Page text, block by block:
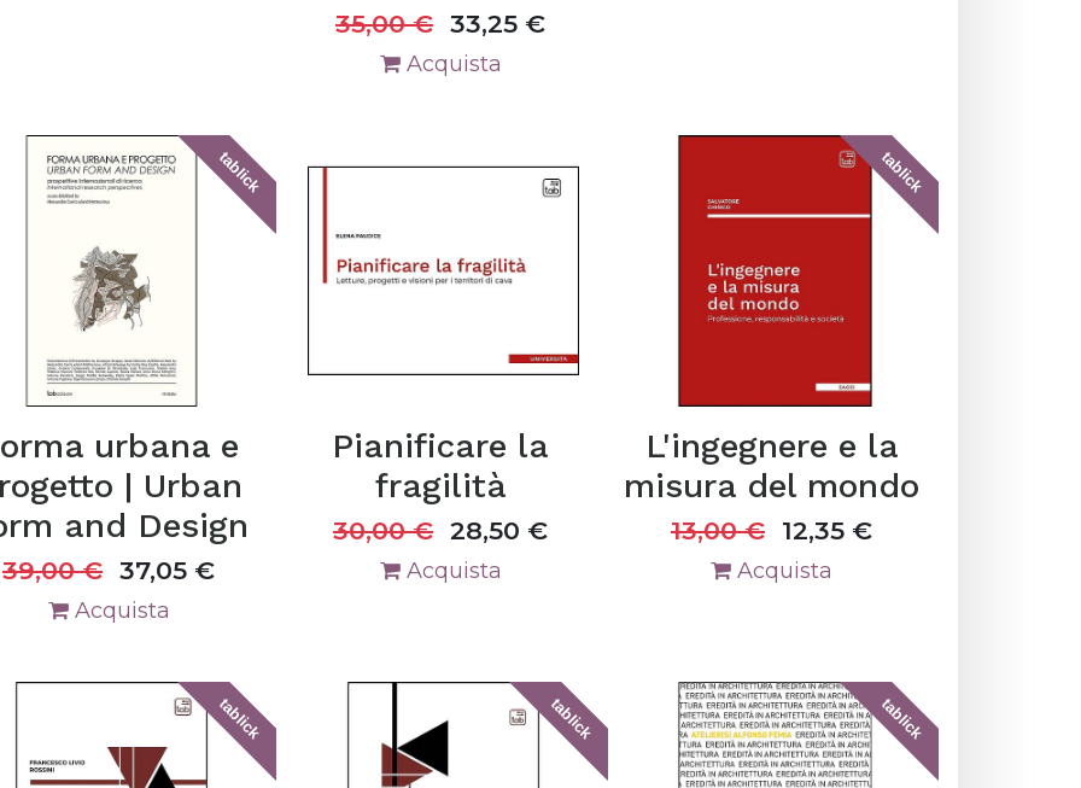
35,00€ 33,25 €
Acquista
tablick
urbana e
| Urban
and Design
39,00€ 37,05 €
Acquista
Pianificare la
fragilità
30,00€ 28,50 €
Acquista
tablick
L'ingegnere e la
misura del mondo
13,00€ 12,35 €
Acquista
tablick tablick tablick